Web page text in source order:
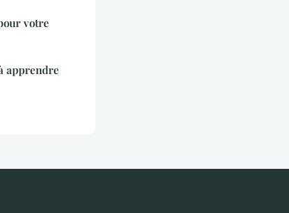
votre
apprendre